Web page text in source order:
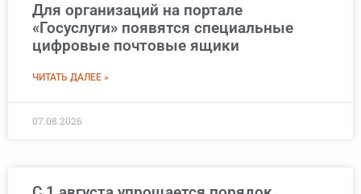
Для организаций на портале
«Госуслуги» появятся специальные
цифровые почтовые ящики
ЧИТАТЬ ДАЛЕЕ »
07.08.2026